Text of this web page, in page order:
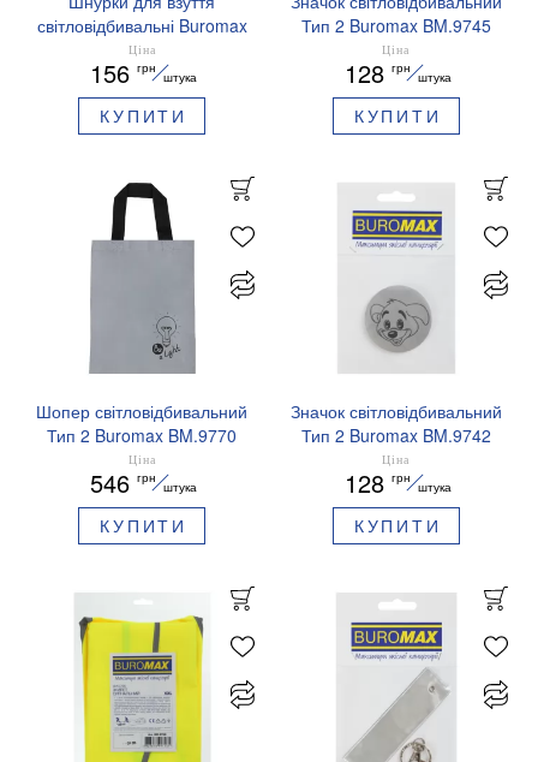
світловідбивальні Buromax
BM.9790-02 сині
Ціна
156 грн
штука
КУПИТИ
Тип 2 Buromax BM.9745
Україна понад усе
Ціна
128 грн
штука
КУПИТИ
Шопер світловідбивальний
Тип 2 Buromax BM.9770
Ціна
546 грн
штука
КУПИТИ
Значок світловідбивальний
Тип 2 Buromax BM.9742
Цуцик
Ціна
128 грн
штука
КУПИТИ